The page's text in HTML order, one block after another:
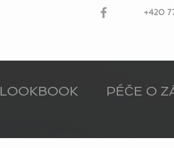
+420
LOOKBOOK PÉČE O